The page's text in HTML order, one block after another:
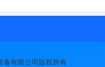
备有限公司 版权所有